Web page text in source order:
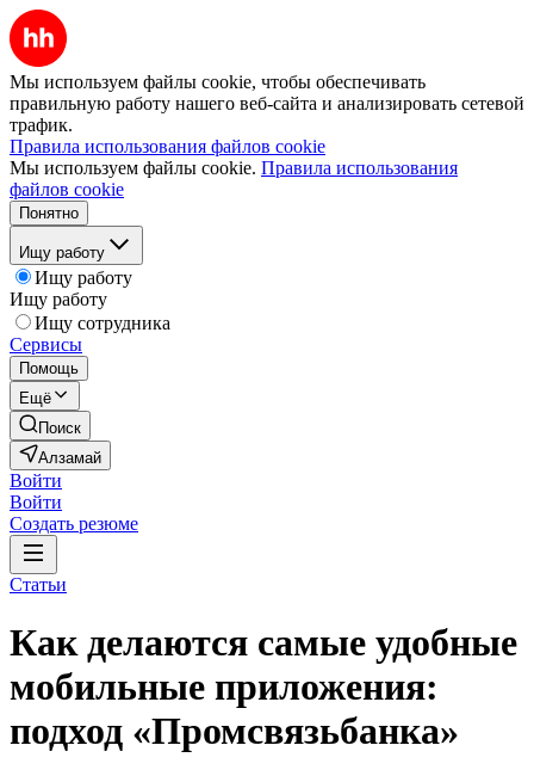
Мы используем файлы cookie, чтобы обеспечивать
правильную работу нашего веб-сайта и анализировать сетевой
трафик.
Правила использования файлов cookie
Мы используем файлы cookie. Правила использования
файлов cookie
Понятно
Ищу работу
Ищу работу
Ищу работу
Ищу сотрудника
Сервисы
Помощь
Ещё
Поиск
Алзамай
Войти
Войти
Создать резюме
Статьи
Как делаются самые удобные
мобильные приложения:
подход «Промсвязьбанка»